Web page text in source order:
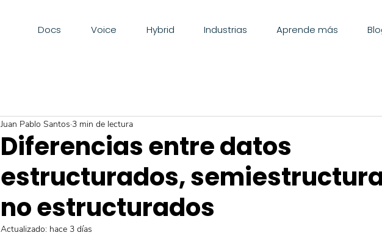
Docs Voice Hybrid Industrias Aprende más
Diferencias entre datos
estructurados,
no estructurados
Juan Pablo Santos 3 min de lectura
Actualizado: hace 3 días